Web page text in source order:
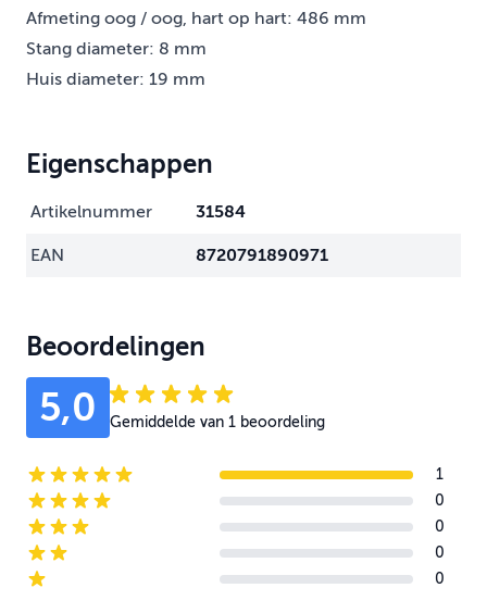
Afmeting oog / oog, hart op hart: 486 mm
Stang diameter: 8 mm
Huis diameter: 19 mm
Eigenschappen
Artikelnummer 31584
EAN 8720791890971
Beoordelingen
5,0 Gemiddelde van 1 beoordeling
5-star reviews
1
4-star reviews
0
3-star reviews
0
2-star reviews
0
1-star reviews
0